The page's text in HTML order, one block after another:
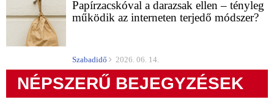
Papírzacskóval a darazsak ellen – tényleg
működik az interneten terjedő módszer?
Szabadidő 2026. 06. 14.
NÉPSZERŰ BEJEGYZÉSEK